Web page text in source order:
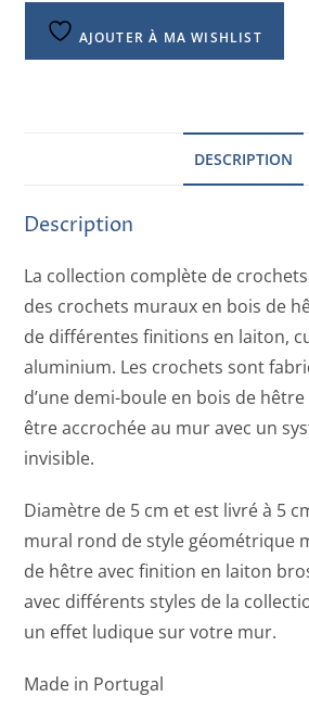
AJOUTER À MA WISHLIST
DESCRIPTION
Description
La collection complète de
des crochets muraux en bois de
de différentes finitions en laiton,
aluminium. Les crochets sont
d’une demi-boule en bois de
être accrochée au mur avec un
invisible.
Diamètre de 5 cm et est livré à 5
mural rond de style géométrique
de hêtre avec finition en laiton
avec différents styles de la
un effet ludique sur votre mur.
Made in Portugal